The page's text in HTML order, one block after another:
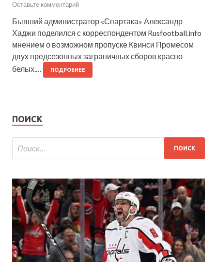
Оставьте комментарий
Бывший администратор «Спартака» Александр
Хаджи поделился с корреспондентом Rusfootball.info
мнением о возможном пропуске Квинси Промесом
двух предсезонных заграничных сборов красно-
белых.…
ПОДРОБНЕЕ
ПОИСК